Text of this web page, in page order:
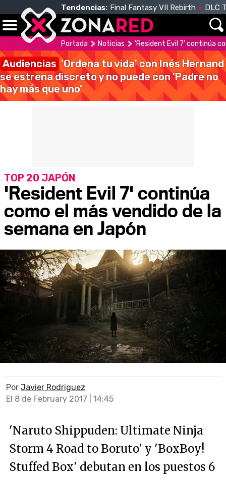
Tendencias: Final Fantasy VII Rebirth DLC
Portada Noticias 'Resident Evil 7' continúa
Audiencias 'Ordena tu vida' con Inés Hernand
se estrena discreto y no puede con 'Padre no
hay más que uno'
'Resident Evil 7' continúa
como el más vendido de la
semana en Japón
TOP 20 JAPÓN
Por Javier Rodriguez
El 8 de February 2017 | 14:45
'Naruto Shippuden: Ultimate Ninja
Storm 4 Road to Boruto' y 'BoxBoy!
Stuffed Box' debutan en los puestos 6